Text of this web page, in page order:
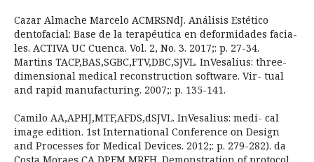
Cazar Almache Marcelo ACMRSNdJ. Análisis Estético
dentofacial: Base de la terapéutica en deformidades facia-
les. ACTIVA UC Cuenca. Vol. 2, No. 3. 2017;: p. 27-34.
Martins TACP,BAS,SGBC,FTV,DBC,SJVL. InVesalius: three-
dimensional medical reconstruction software. Vir- tual
and rapid manufacturing. 2007;: p. 135-141.
Camilo AA,APHJ,MTF,AFDS,dSJVL. InVesalius: medi- cal
image edition. 1st International Conference on Design
and Processes for Medical Devices. 2012;: p. 279-282). da